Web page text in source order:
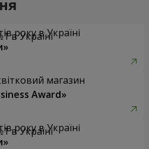
року в Україні
магазин
Award»
року в Україні